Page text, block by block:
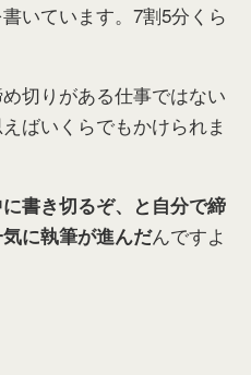
いています。7割5分くら
切りがある仕事ではない
ばいくらでもかけられま
書き切るぞ、と自分で締
に執筆が進んだんですよ